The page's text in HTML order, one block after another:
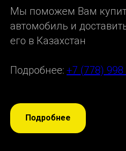
Мы поможем Вам
автомобиль и
его в Казахстан
Подробнее: +7 (778) 998
Подробнее